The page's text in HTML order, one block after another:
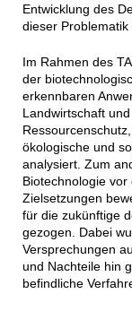
Entwicklung des
dieser Problematik
Im Rahmen des
der
erkennbaren
Landwirtschaft
ökologische und
analysiert. Zum
Biotechnologie
Zielsetzungen
für die zukünftige
gezogen. Dabei
Versprechungen
und Nachteile hin
befindliche